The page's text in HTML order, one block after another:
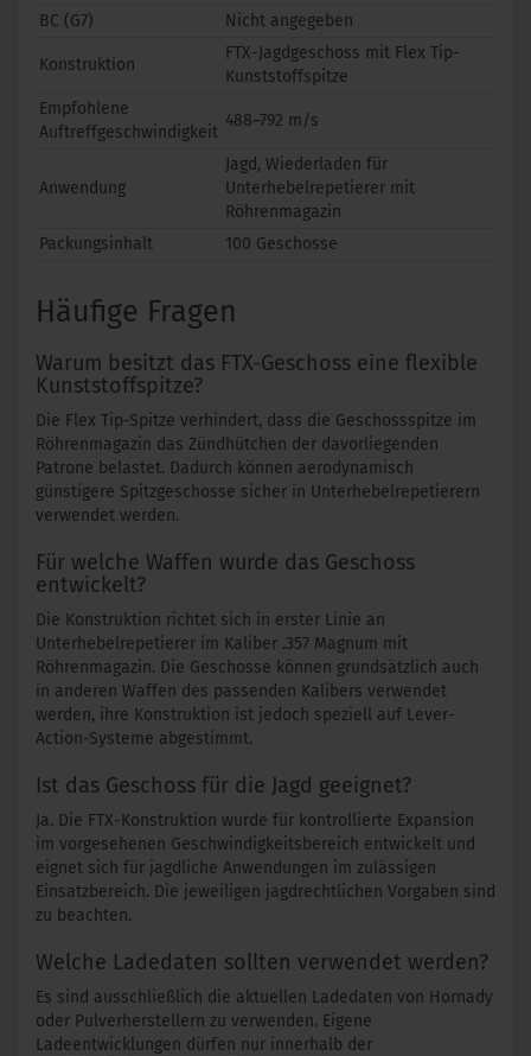
BC (G7) Nicht angegeben
Konstruktion
FTX-Jagdgeschoss mit Flex Tip-
Kunststoffspitze
Empfohlene
Auftreffgeschwindigkeit
488–792 m/s
Anwendung
Jagd, Wiederladen für
Unterhebelrepetierer mit
Röhrenmagazin
Packungsinhalt
100 Geschosse
Häufige Fragen
Warum besitzt das FTX-Geschoss eine flexible
Kunststoffspitze?
Die Flex Tip-Spitze verhindert, dass die Geschossspitze im
Röhrenmagazin das Zündhütchen der davorliegenden
Patrone belastet. Dadurch können aerodynamisch
günstigere Spitzgeschosse sicher in Unterhebelrepetierern
verwendet werden.
Für welche Waffen wurde das Geschoss
entwickelt?
Die Konstruktion richtet sich in erster Linie an
Unterhebelrepetierer im Kaliber .357 Magnum mit
Röhrenmagazin. Die Geschosse können grundsätzlich auch
in anderen Waffen des passenden Kalibers verwendet
werden, ihre Konstruktion ist jedoch speziell auf Lever-
Action-Systeme abgestimmt.
Ist das Geschoss für die Jagd geeignet?
Ja. Die FTX-Konstruktion wurde für kontrollierte Expansion
im vorgesehenen Geschwindigkeitsbereich entwickelt und
eignet sich für jagdliche Anwendungen im zulässigen
Einsatzbereich. Die jeweiligen jagdrechtlichen Vorgaben sind
zu beachten.
Welche Ladedaten sollten verwendet werden?
Es sind ausschließlich die aktuellen Ladedaten von Hornady
oder Pulverherstellern zu verwenden. Eigene
Ladeentwicklungen dürfen nur innerhalb der